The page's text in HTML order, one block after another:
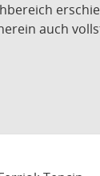
auch